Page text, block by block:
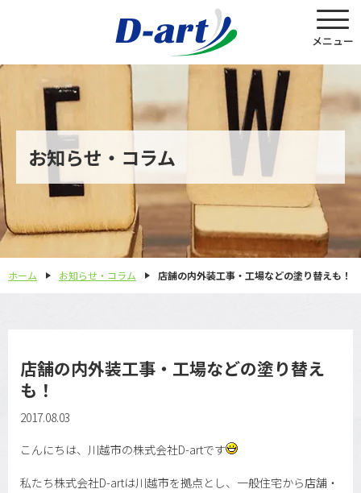
お知らせ・コラム
ホーム お知らせ・コラム 店舗の内外装工事・工場などの塗り替えも！
店舗の内外装工事・工場などの塗り替え
も！
2017.08.03
こんにちは、川越市の株式会社D-artです
私たち株式会社D-artは川越市を拠点とし、一般住宅から店舗・